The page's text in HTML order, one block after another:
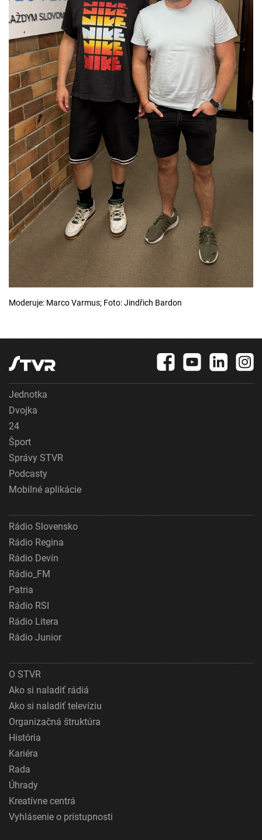
Moderuje: Marco Varmus; Foto: Jindřich Bardon
Jednotka
Dvojka
24
Šport
Správy STVR
Podcasty
Mobilné aplikácie
Rádio Slovensko
Rádio Regina
Rádio Devín
Rádio_FM
Patria
Rádio RSI
Rádio Litera
Rádio Junior
O STVR
Ako si naladiť rádiá
Ako si naladiť televíziu
Organizačná štruktúra
História
Kariéra
Rada
Úhrady
Kreatívne centrá
Vyhlásenie o prístupnosti